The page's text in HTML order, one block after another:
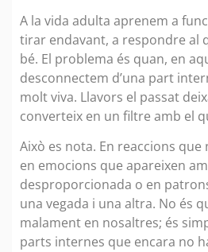
A la vida adulta aprenem a
tirar endavant, a respondre al
bé. El problema és quan, en
desconnectem d’una part
molt viva. Llavors el passat
converteix en un filtre amb el
Això es nota. En reaccions
en emocions que apareixen
desproporcionada o en
una vegada i una altra. No és
malament en nosaltres; és
parts internes que encara no